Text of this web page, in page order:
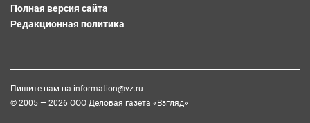
Полная версия сайта
Редакционная политика
Пишите нам на information@vz.ru
© 2005 — 2026 ООО Деловая газета «Взгляд»